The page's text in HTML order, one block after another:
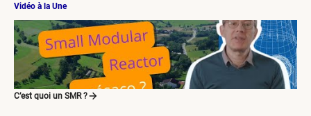
Vidéo à la Une
C’est quoi un SMR ?